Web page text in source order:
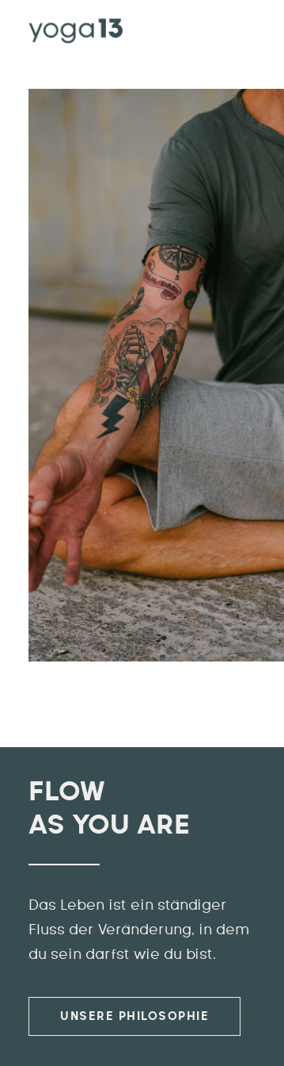
FLOW
AS YOU ARE
Das Leben ist ein ständiger
Fluss der Veränderung, in dem
du sein darfst wie du bist.
UNSERE PHILOSOPHIE